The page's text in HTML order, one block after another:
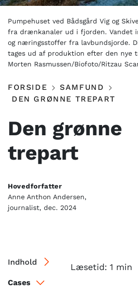
Pumpehuset ved Bådsgård Vig og
fra drænkanaler ud i fjorden. Vandet
og næringsstoffer fra lavbundsjorde.
tages ud af produktion efter den nye
Morten Rasmussen/Biofoto/Ritzau
FORSIDE
SAMFUND
DEN GRØNNE TREPART
Den grønne
trepart
Hovedforfatter
Anne Anthon Andersen,
journalist, dec. 2024
Indhold
Cases
Læsetid: 1 min